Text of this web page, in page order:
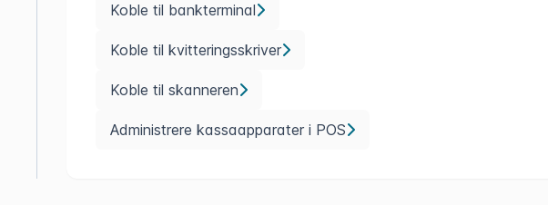
Koble til bankterminal
Koble til kvitteringsskriver
Koble til skanneren
Administrere kassaapparater i POS